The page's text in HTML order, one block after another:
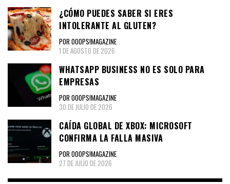
¿CÓMO PUEDES SABER SI ERES
INTOLERANTE AL GLUTEN?
POR OOOPS!MAGAZINE
1 DE AGOSTO DE 2026
WHATSAPP BUSINESS NO ES SOLO PARA
EMPRESAS
POR OOOPS!MAGAZINE
30 DE JULIO DE 2026
CAÍDA GLOBAL DE XBOX: MICROSOFT
CONFIRMA LA FALLA MASIVA
POR OOOPS!MAGAZINE
27 DE JULIO DE 2026